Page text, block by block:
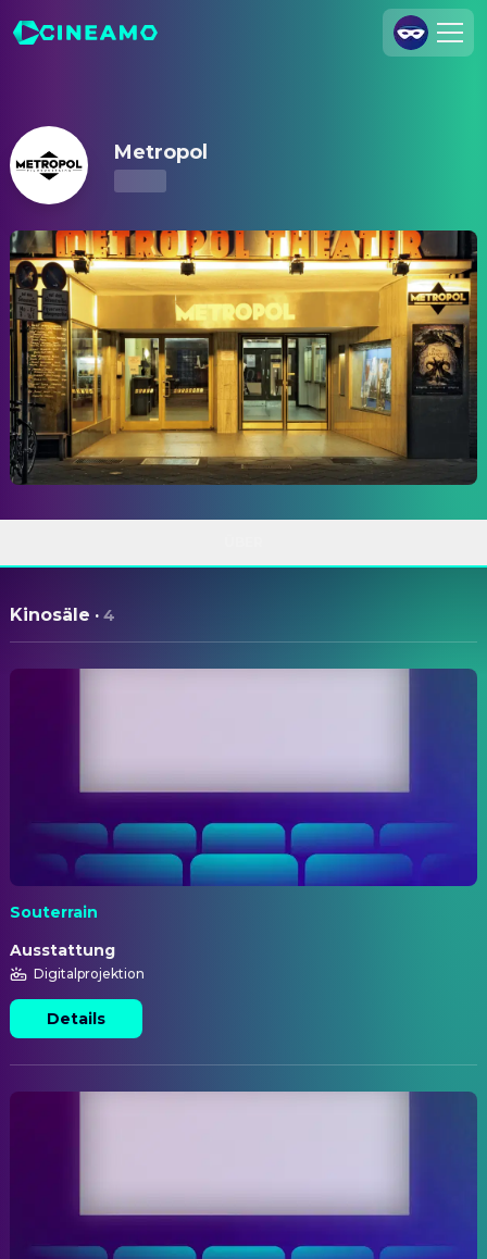
Impressum
Datenschutzerklärung
Datenschutzeinstellungen
Metropol
Kinosäle · 4
Souterrain
Ausstattung
Digitalprojektion
Details